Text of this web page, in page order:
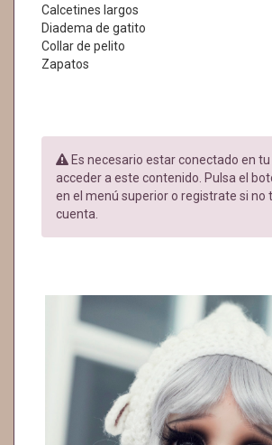
Calcetines largos
Diadema de gatito
Collar de pelito
Zapatos
Es necesario estar conectado en
acceder a este contenido. Pulsa el
en el menú superior o registrate si no
cuenta.